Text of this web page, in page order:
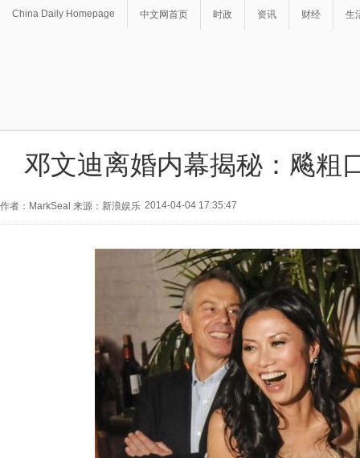
China Daily Homepage 中文网首页 时政 资讯 财经 生
邓文迪离婚内幕揭秘：飚粗
作者：MarkSeal 来源：新浪娱乐 2014-04-04 17:35:47